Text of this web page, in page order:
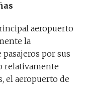
aeropuerto
la
pasajeros por sus
relativamente
el aeropuerto de